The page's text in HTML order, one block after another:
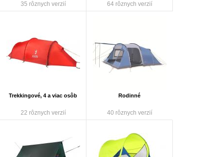
35 rôznych verzií 64 rôznych verzií
Trekkingové, 4 a viac osôb
22 rôznych verzií
Rodinné
40 rôznych verzií